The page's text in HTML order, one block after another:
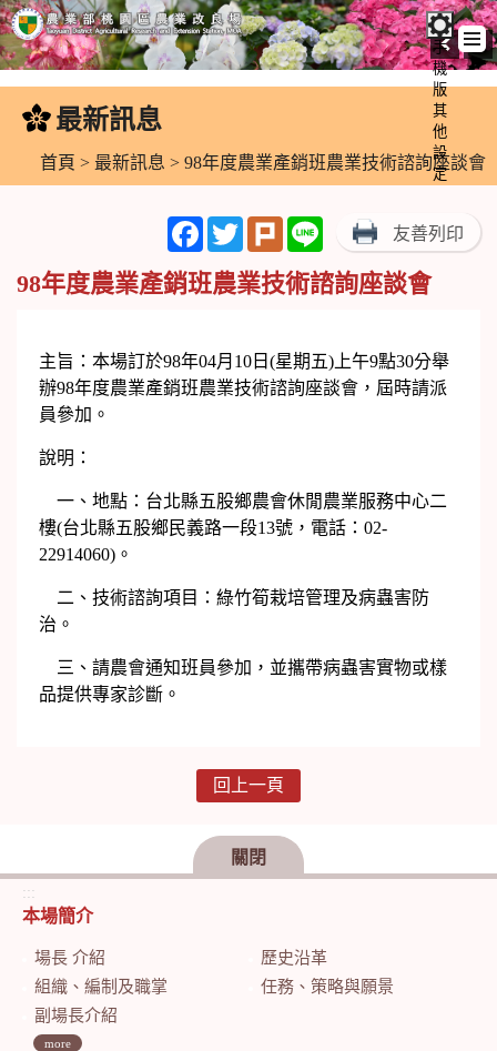
跳
內
手
機
版
其
他
設
定
最新訊息
首頁 > 最新訊息 > 98年度農業產銷班農業技術諮詢座談會
FacebookTwitterPlurk Line 友善列印
98年度農業產銷班農業技術諮詢座談會
主旨：本場訂於98年04月10日(星期五)上午9點30分舉
辦98年度農業產銷班農業技術諮詢座談會，屆時請派
員參加。
說明：
一、地點：台北縣五股鄉農會休閒農業服務中心二
樓(台北縣五股鄉民義路一段13號，電話：02-
22914060)。
二、技術諮詢項目：綠竹筍栽培管理及病蟲害防
治。
三、請農會通知班員參加，並攜帶病蟲害實物或樣
品提供專家診斷。
回上一頁
關閉
:::
本場簡介
場長 介紹
歷史沿革
組織、編制及職掌
任務、策略與願景
副場長介紹
more